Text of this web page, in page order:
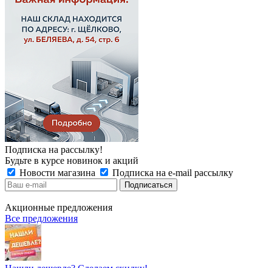
Подписка на рассылку!
Будьте в курсе новинок и акций
Новости магазина
Подписка на e-mail рассылку
Акционные предложения
Все предложения